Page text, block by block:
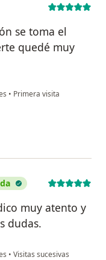
se toma el
quedé muy
• Primera visita
muy atento y
dudas.
• Visitas sucesivas